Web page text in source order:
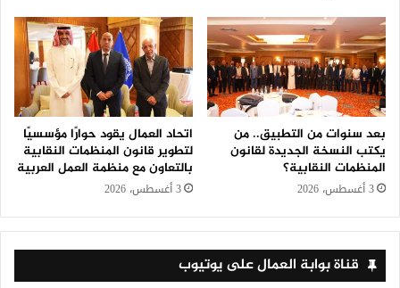
بعد سنوات من التطبيق.. من
يكتب النسخة الجديدة لقانون
المنظمات النقابية؟
3 أغسطس، 2026
اتحاد العمال يقود حوارًا مؤسسيًا
لتطوير قانون المنظمات النقابية
بالتعاون مع منظمة العمل العربية
3 أغسطس، 2026
قناة بوابة العمال على يوتيوب